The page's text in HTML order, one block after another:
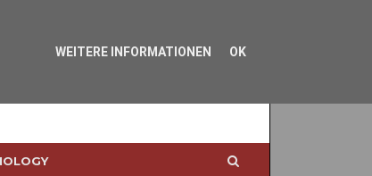
WEITERE INFORMATIONEN OK